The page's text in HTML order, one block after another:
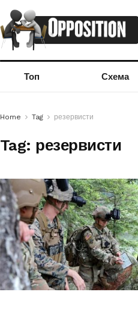
Топ Схема
Home Tag резервисти
Tag: резервисти